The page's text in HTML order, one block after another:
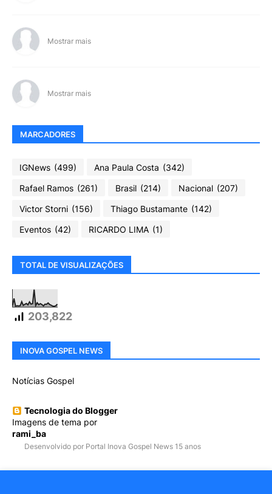
Mostrar mais
Mostrar mais
MARCADORES
IGNews (499) Ana Paula Costa (342)
Rafael Ramos (261) Brasil (214) Nacional (207)
Victor Storni (156) Thiago Bustamante (142)
Eventos (42) RICARDO LIMA (1)
TOTAL DE VISUALIZAÇÕES
203,822
INOVA GOSPEL NEWS
Notícias Gospel
Tecnologia do Blogger
Imagens de tema por
rami_ba
Desenvolvido por Portal Inova Gospel News 15 anos